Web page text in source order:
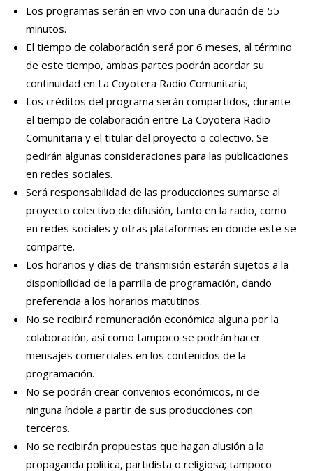
Los programas serán en vivo con una duración de 55
minutos.
El tiempo de colaboración será por 6 meses, al término
de este tiempo, ambas partes podrán acordar su
continuidad en La Coyotera Radio Comunitaria;
Los créditos del programa serán compartidos, durante
el tiempo de colaboración entre La Coyotera Radio
Comunitaria y el titular del proyecto o colectivo. Se
pedirán algunas consideraciones para las publicaciones
en redes sociales.
Será responsabilidad de las producciones sumarse al
proyecto colectivo de difusión, tanto en la radio, como
en redes sociales y otras plataformas en donde este se
comparte.
Los horarios y días de transmisión estarán sujetos a la
disponibilidad de la parrilla de programación, dando
preferencia a los horarios matutinos.
No se recibirá remuneración económica alguna por la
colaboración, así como tampoco se podrán hacer
mensajes comerciales en los contenidos de la
programación.
No se podrán crear convenios económicos, ni de
ninguna índole a partir de sus producciones con
terceros.
No se recibirán propuestas que hagan alusión a la
propaganda política, partidista o religiosa; tampoco